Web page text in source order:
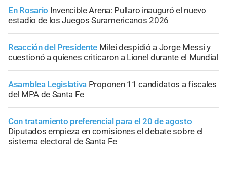
En Rosario Invencible Arena: Pullaro inauguró el nuevo
estadio de los Juegos Suramericanos 2026
Reacción del Presidente Milei despidió a Jorge Messi y
cuestionó a quienes criticaron a Lionel durante el Mundial
Asamblea Legislativa Proponen 11 candidatos a fiscales
del MPA de Santa Fe
Con tratamiento preferencial para el 20 de agosto
Diputados empieza en comisiones el debate sobre el
sistema electoral de Santa Fe